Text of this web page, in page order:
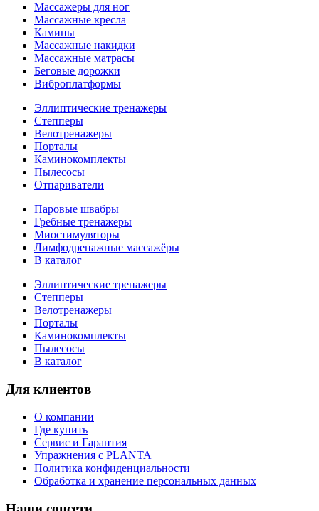
Массажеры для ног
Массажные кресла
Камины
Массажные накидки
Массажные матрасы
Беговые дорожки
Виброплатформы
Эллиптические тренажеры
Степперы
Велотренажеры
Порталы
Каминокомплекты
Пылесосы
Отпариватели
Паровые швабры
Гребные тренажеры
Миостимуляторы
Лимфодренажные массажёры
В каталог
Эллиптические тренажеры
Степперы
Велотренажеры
Порталы
Каминокомплекты
Пылесосы
В каталог
Для клиентов
О компании
Где купить
Сервис и Гарантия
Упражнения с PLANTA
Политика конфиденциальности
Обработка и хранение персональных данных